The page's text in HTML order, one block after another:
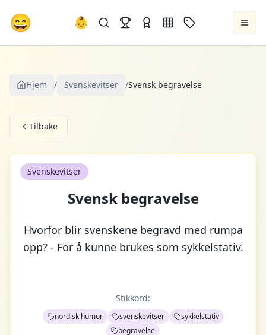
😄 👶
Hjem / Svenskevitser /Svensk begravelse
Tilbake
Svenskevitser
Svensk begravelse
Hvorfor blir svenskene begravd med rumpa
opp? - For å kunne brukes som sykkelstativ.
Stikkord:
nordisk humor svenskevitser
sykkelstativ
begravelse